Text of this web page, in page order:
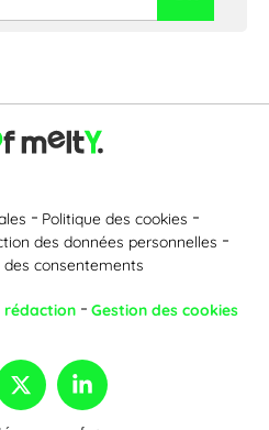
Politique des cookies
des données personnelles
des consentements
rédaction Gestion des cookies